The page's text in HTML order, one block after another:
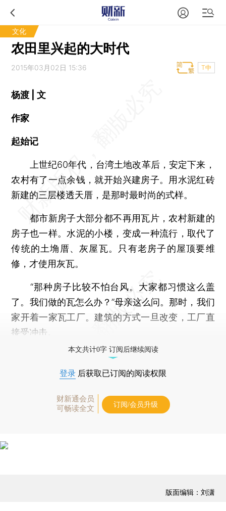
文化
农田里兴起的大时代
2015年03月02日 15:36 T中
杨渡 | 文
作家
起始记
上世纪60年代，台湾土地改革后，安定下来，
农村有了一点余钱，就开始兴建房子。用水泥红砖
新建的三层楼透天厝，是那时最时尚的式样。
都市新房子大部分都不再用瓦片，农村新建的
房子也一样。水泥的小楼，变成一种流行，取代了
传统的土埆厝、灰屋瓦。只有老房子的屋顶要维
修，才使用灰瓦。
“那种房子比较不怕台风。大家都习惯这么盖
了。我们做的瓦怎么办？”母亲这么问。那时，我们
家开着一家瓦工厂。建筑的方式一旦改变，工厂直
接受冲击。
本文共计0字 订阅后继续阅读
登录 后获取已订阅的阅读权限
财新通会员
可畅读全文
订阅/会员升级
版面编辑：刘潇